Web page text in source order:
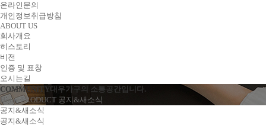
온라인문의
개인정보취급방침
ABOUT US
회사개요
히스토리
비전
인증 및 표창
오시는길
COMMUNITY대우가구의 소통공간입니다.
Home PRODUCT 공지&새소식
공지&새소식
공지&새소식